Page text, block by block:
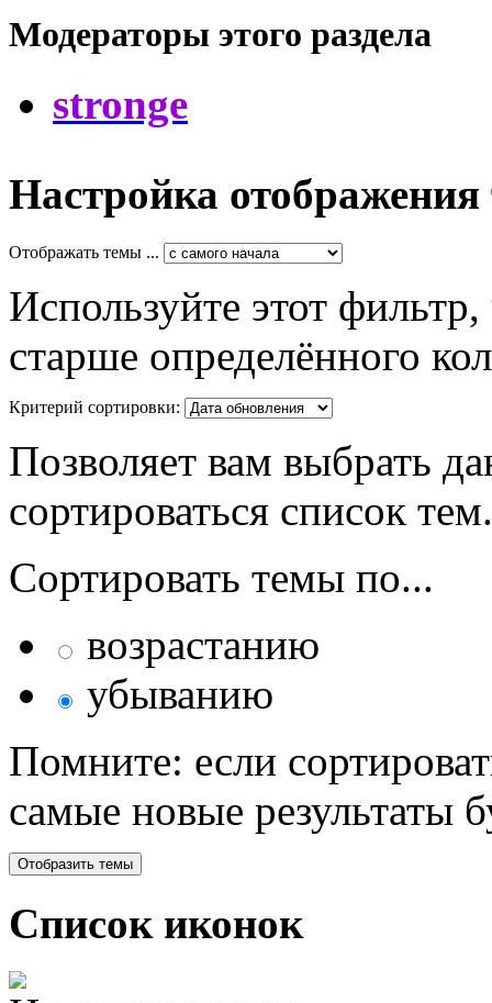
Модераторы этого раздела
stronge
Настройка отображения
Отображать темы ...
Используйте этот
старше определённого
Критерий сортировки:
Позволяет вам выбрать
сортироваться список тем.
Сортировать темы по...
возрастанию
убыванию
Помните: если
самые новые результаты
Список иконок